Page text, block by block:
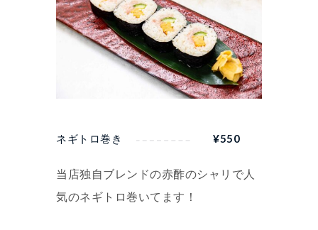
ネギトロ巻き ¥550
当店独自ブレンドの赤酢のシャリで人
気のネギトロ巻いてます！